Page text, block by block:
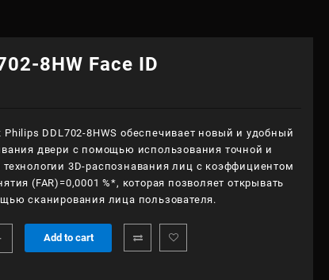
8HW Face ID
DDL702-8HWS обеспечивает новый и удобный
двери с помощью использования точной и
3D-распознавания лиц с коэффициентом
(FAR)=0,0001 %*, которая позволяет открывать
сканирования лица пользователя.
Add to cart